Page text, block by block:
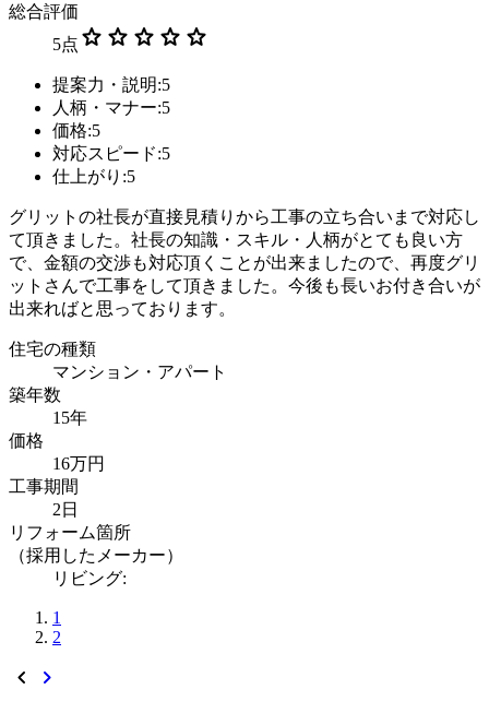
総合評価
5点 star star star star star
提案力・説明:5
人柄・マナー:5
価格:5
対応スピード:5
仕上がり:5
グリットの社長が直接見積りから工事の立ち合いまで対応し
て頂きました。社長の知識・スキル・人柄がとても良い方
で、金額の交渉も対応頂くことが出来ましたので、再度グリ
ットさんで工事をして頂きました。今後も長いお付き合いが
出来ればと思っております。
住宅の種類
マンション・アパート
築年数
15年
価格
16万円
工事期間
2日
リフォーム箇所
（採用したメーカー）
リビング:
1
2
chevron_left chevron_right